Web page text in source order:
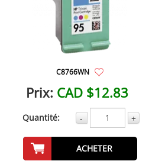
C8766WN
Prix: CAD $12.83
Quantité: - +
ACHETER